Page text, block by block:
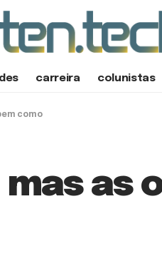
carreira colunistas
como
as